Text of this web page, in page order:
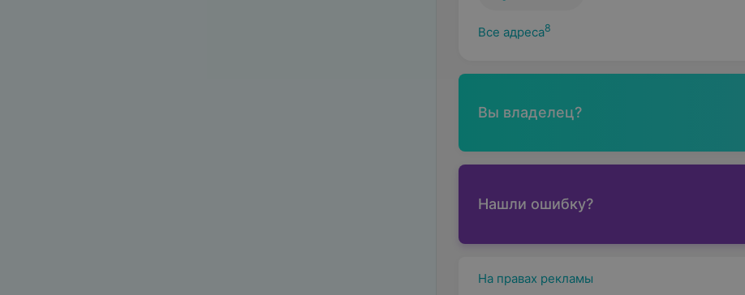
Все адреса8
Вы владелец?
Нашли ошибку?
На правах рекламы